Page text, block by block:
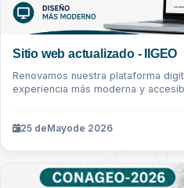
Sitio web actualizado - IIGEO
Renovamos nuestra plataforma
experiencia más moderna y
25 deMayode 2026